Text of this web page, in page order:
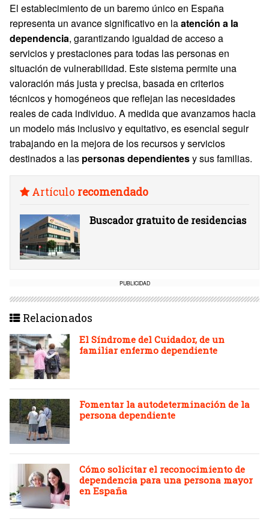
El establecimiento de un baremo único en España
representa un avance significativo en laatención a la
dependencia, garantizando igualdad de acceso a
servicios y prestaciones para todas las personas en
situación de vulnerabilidad. Este sistema permite una
valoración más justa y precisa, basada en criterios
técnicos y homogéneos que reflejan las necesidades
reales de cada individuo. A medida que avanzamos hacia
un modelo más inclusivo y equitativo, es esencial seguir
trabajando en la mejora de los recursos y servicios
destinados a las personas dependientesy sus familias.
Artículo recomendado
Buscador gratuito de residencias
PUBLICIDAD
Relacionados
El Síndrome del Cuidador, de un
familiar enfermo dependiente
Fomentar la autodeterminación de la
persona dependiente
Cómo solicitar el reconocimiento de
dependencia para una persona mayor
en España